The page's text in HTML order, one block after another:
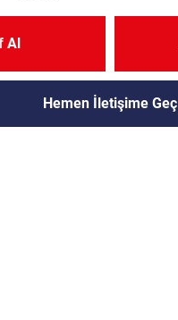
Al
Hemen İletişime Geç